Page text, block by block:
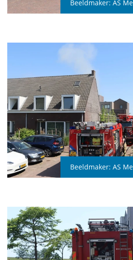
Beeldmaker: AS
Beeldmaker: AS